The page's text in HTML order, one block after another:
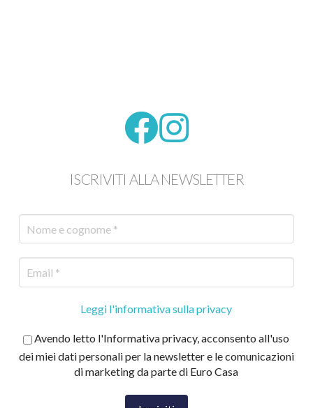
ISCRIVITI ALLA NEWSLETTER
Leggi l'informativa sulla privacy
Avendo letto l'Informativa privacy, acconsento all'uso
dei miei dati personali per la newsletter e le comunicazioni
di marketing da parte di Euro Casa